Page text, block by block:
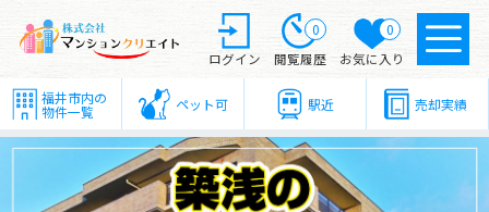
ログイン
0
閲覧履歴
0
お気に入り
福井市内の
物件一覧 ペット可 駅近 売却実績